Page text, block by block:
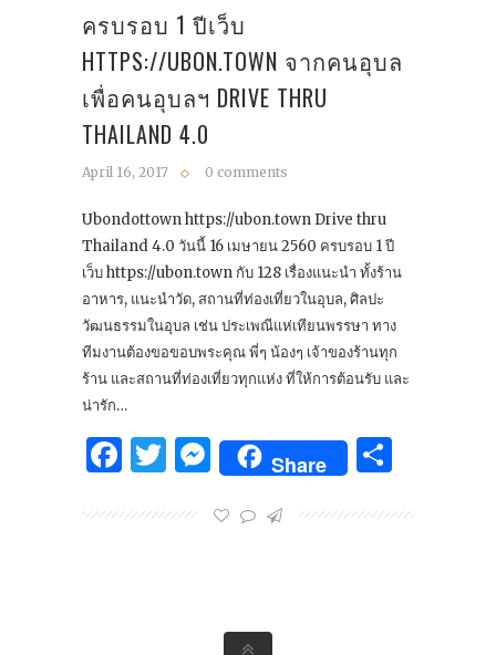
ครบรอบ 1 ปีเว็บ
HTTPS://UBON.TOWN จากคนอุบล
เพื่อคนอุบลฯ DRIVE THRU
THAILAND 4.0
April 16, 2017 0 comments
Ubondottown https://ubon.town Drive thru
Thailand 4.0 วันนี้ 16 เมษายน 2560 ครบรอบ 1 ปี
เว็บ https://ubon.town กับ 128 เรื่องแนะนำ ทั้งร้าน
อาหาร, แนะนำวัด, สถานที่ท่องเที่ยวในอุบล, ศิลปะ
วัฒนธรรมในอุบล เช่น ประเพณีแห่เทียนพรรษา ทาง
ทีมงานต้องขอขอบพระคุณ พี่ๆ น้องๆ เจ้าของร้านทุก
ร้าน และสถานที่ท่องเที่ยวทุกแห่ง ที่ให้การต้อนรับ และ
น่ารัก…
Facebook
Twitter
Messenger
Share